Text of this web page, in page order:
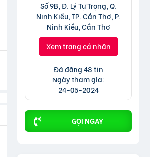
Số 9B, Đ. Lý Tự Trọng, Q.
Ninh Kiều, TP. Cần Thơ, P.
Ninh Kiều, Cần Thơ
Xem trang cá nhân
Đã đăng 48 tin
Ngày tham gia:
24-05-2024
GỌI NGAY